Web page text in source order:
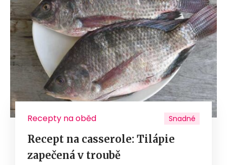
Recepty na oběd Snadné
Recept na casserole: Tilápie
zapečená v troubě